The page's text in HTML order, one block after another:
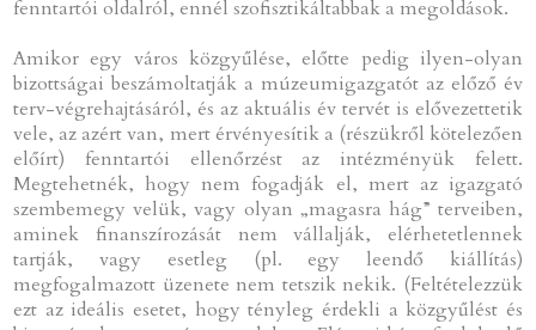
fenntartói oldalról, ennél szofisztikáltabbak a megoldások.
Amikor egy város közgyűlése, előtte pedig ilyen-olyan
bizottságai beszámoltatják a múzeumigazgatót az előző év
terv-végrehajtásáról, és az aktuális év tervét is elővezettetik
vele, az azért van, mert érvényesítik a (részükről kötelezően
előírt) fenntartói ellenőrzést az intézményük felett.
Megtehetnék, hogy nem fogadják el, mert az igazgató
szembemegy velük, vagy olyan „magasra hág” terveiben,
aminek finanszírozását nem vállalják, elérhetetlennek
tartják, vagy esetleg (pl. egy leendő kiállítás)
megfogalmazott üzenete nem tetszik nekik. (Feltételezzük
ezt az ideális esetet, hogy tényleg érdekli a közgyűlést és